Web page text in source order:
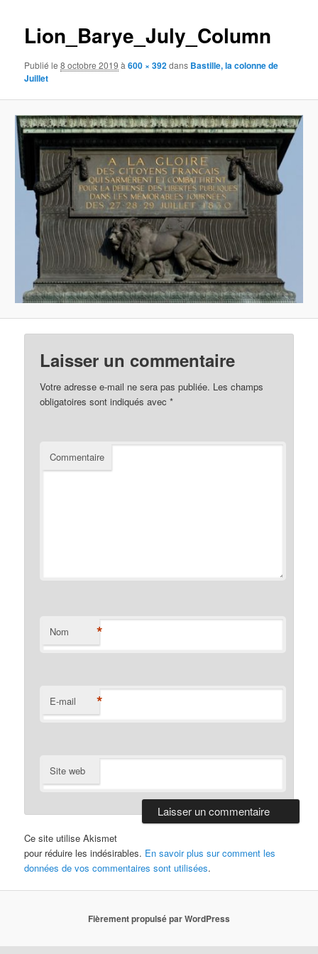
Lion_Barye_July_Column
Publié le8 octobre 2019 à600 × 392dans Bastille, la colonne de
Juillet
Laisser un commentaire
Votre adresse e-mail ne sera pas publiée. Les champs
obligatoires sont indiqués avec*
Commentaire
Nom *
E-mail *
Site web
Ce site utilise Akismet
pour réduire les indésirables. En savoir plus sur comment les
données de vos commentaires sont utilisées.
Fièrement propulsé par WordPress